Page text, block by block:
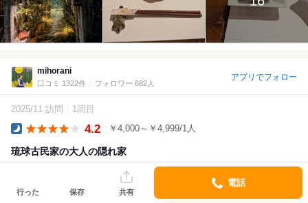
mihorani
口コミ 1322件 フォロワー 682人
アプリでフォロー
2025/11 訪問 1回目
4.2 ￥4,000～￥4,999/1人
琉球古民家の大人の隠れ家
琉球古民家の大人の素敵居酒屋
行った 保存 共有
電話